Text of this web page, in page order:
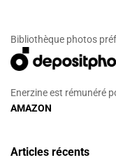
Bibliothèque photos
Enerzine est rémunéré
AMAZON
Articles récents